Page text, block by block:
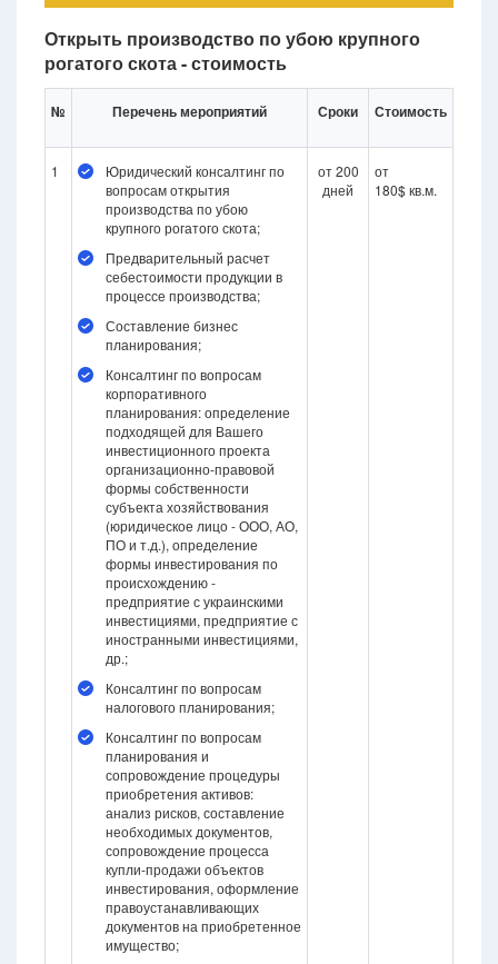
Открыть производство по убою крупного
рогатого скота - стоимость
№ Перечень мероприятий Сроки Стоимость
1
Юридический консалтинг по
вопросам открытия
производства по убою
крупного рогатого скота;
Предварительный расчет
себестоимости продукции в
процессе производства;
Составление бизнес
планирования;
Консалтинг по вопросам
корпоративного
планирования: определение
подходящей для Вашего
инвестиционного проекта
организационно-правовой
формы собственности
субъекта хозяйствования
(юридическое лицо - ООО, АО,
ПО и т.д.), определение
формы инвестирования по
происхождению -
предприятие с украинскими
инвестициями, предприятие с
иностранными инвестициями,
др.;
Консалтинг по вопросам
налогового планирования;
Консалтинг по вопросам
планирования и
сопровождение процедуры
приобретения активов:
анализ рисков, составление
необходимых документов,
сопровождение процесса
купли-продажи объектов
инвестирования, оформление
правоустанавливающих
документов на приобретенное
имущество;
от 200
дней
от
180$ кв.м.